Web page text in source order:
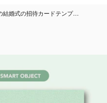
結婚式の招待カードテンプ…